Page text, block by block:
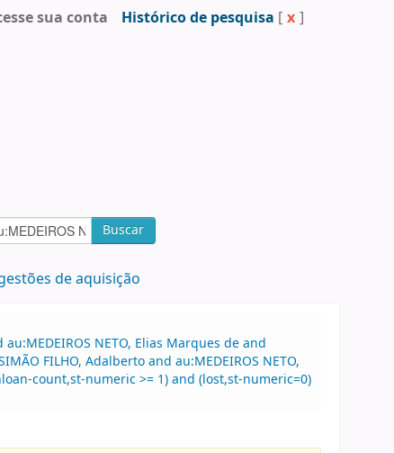
sua conta Histórico de pesquisa [ x ]
Buscar
de aquisição
NETO, Elias Marques de and
FILHO, Adalberto and au:MEDEIROS NETO,
count,st-numeric >= 1) and (lost,st-numeric=0)